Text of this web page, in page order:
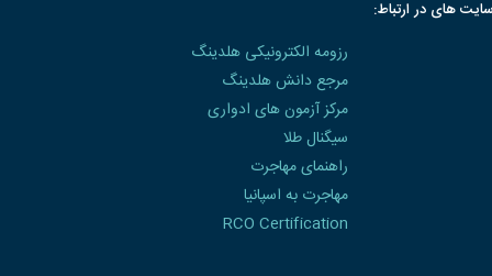
های در ارتباط:
رزومه الکترونیکی هلدینگ
مرجع دانش هلدینگ
مرکز آزمون های ادواری
سیگنال طلا
راهنمای مهاجرت
مهاجرت به اسپانیا
RCO Certification